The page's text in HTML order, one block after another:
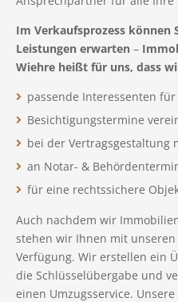
Im Verkaufsprozess können
Leistungen erwarten –
Wiehre heißt für uns, dass
passende Interessenten
Besichtigungstermine
bei der Vertragsgestaltung
an Notar- &
für eine rechtssichere
Auch nachdem wir
stehen wir Ihnen mit
Verfügung. Wir erstellen ein
die Schlüsselübergabe und
einen Umzugsservice.